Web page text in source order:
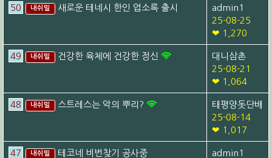
50 내쉬빌 새로운 테네시 한인 업소록 출시
admin1
25-08-25
❤ 1,270
49 내쉬빌 건강한 육체에 건강한 정신
대니삼촌
25-08-21
❤ 1,064
48 내쉬빌 스트레스는 악의 뿌리?
태평양돗단배
25-08-14
❤ 1,017
47 내쉬빌 테코네 비번찾기 공사중
admin1